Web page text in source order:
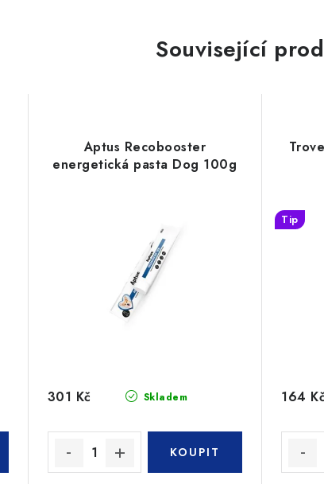
Související
Aptus Recobooster
energetická pasta Dog 100g
Skladem
301 Kč
Tip
164 Kč